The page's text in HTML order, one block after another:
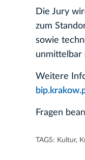
Die Jury
zum
sowie
unmittelbar
Weitere
Fragen
TAGS: Kultur,